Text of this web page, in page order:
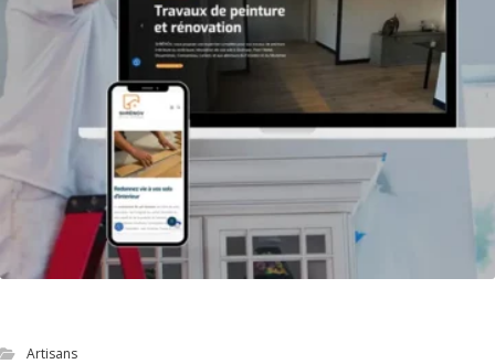
Artisans